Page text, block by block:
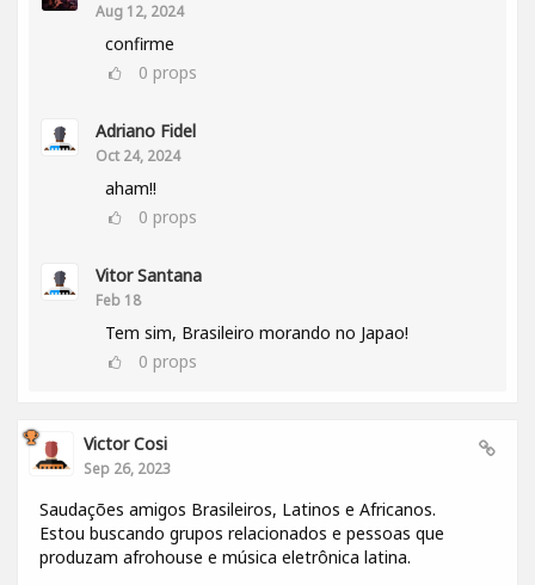
Aug 12, 2024
confirme
0 props
Adriano Fidel
Oct 24, 2024
aham!!
0 props
Vitor Santana
Feb 18
Tem sim, Brasileiro morando no Japao!
0 props
Victor Cosi
Sep 26, 2023
Saudações amigos Brasileiros, Latinos e Africanos.
Estou buscando grupos relacionados e pessoas que
produzam afrohouse e música eletrônica latina.